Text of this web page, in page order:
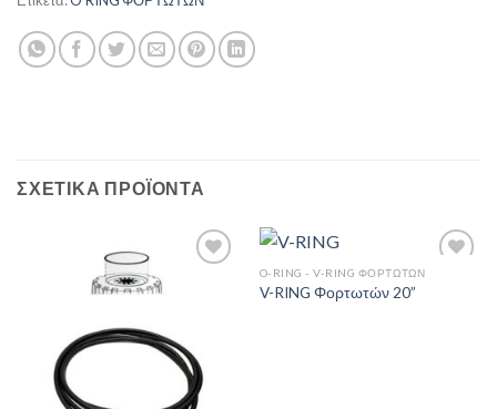
ΣΧΕΤΙΚΆ ΠΡΟΪΌΝΤΑ
στην λίστα
επιθυμιών
O-RING - V-RING ΦΟΡΤΩΤΏΝ
V-RING Φορτωτών 20”